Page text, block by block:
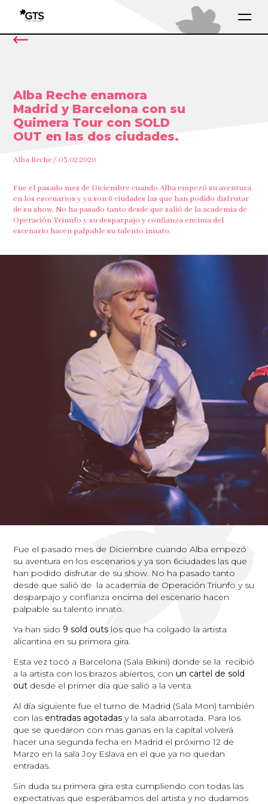
Alba Reche enamora
Madrid y Barcelona con su
Quimera Tour con SOLD
OUT en las dos ciudades.
Alba Reche / 03.02.2020
Fue el pasado mes de Diciembre cuando Alba empezó su aventura
en los escenarios y ya son 6 ciudades las que han podido disfrutar
de su show. No ha pasado tanto desde que salió de la academia de
Operación Triunfo y su desparpajo y confianza encima del
escenario hacen palpable su talento innato.
Fue el pasado mes de Diciembre cuando Alba empezó
su aventura en los escenarios y ya son 6ciudades las que
han podido disfrutar de su show. No ha pasado tanto
desde que salió de la academia de Operación Triunfo y su
desparpajo y confianza encima del escenario hacen
palpable su talento innato.
Ya han sido 9 sold outs los que ha colgado la artista
alicantina en su primera gira.
Esta vez tocó a Barcelona (Sala Bikini) donde se la recibió
a la artista con los brazos abiertos, conun cartel de sold
out desde el primer día que salió a la venta.
Al día siguiente fue el turno de Madrid (Sala Mon) también
con las entradas agotadas y la sala abarrotada. Para los
que se quedaron con mas ganas en la capital volverá
hacer una segunda fecha en Madrid el próximo 12 de
Marzo en la sala Joy Eslava en el que ya no quedan
entradas.
Sin duda su primera gira esta cumpliendo con todas las
expectativas que esperábamos del artista y no dudamos